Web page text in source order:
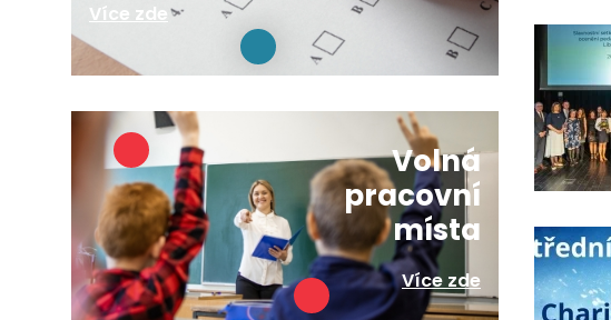
Více zde
Volná
pracovní
místa
Více zde